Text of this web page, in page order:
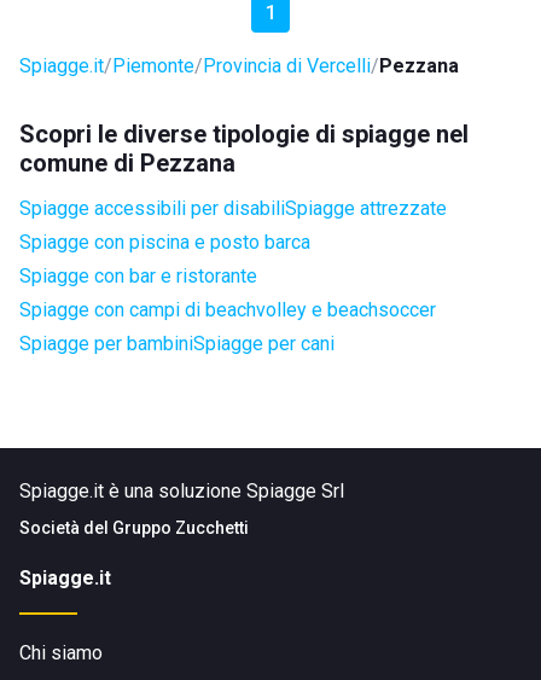
1
Spiagge.it Piemonte Provincia di Vercelli Pezzana
Scopri le diverse tipologie di spiagge nel
comune di Pezzana
Spiagge accessibili per disabiliSpiagge attrezzate
Spiagge con piscina e posto barca
Spiagge con bar e ristorante
Spiagge con campi di beachvolley e beachsoccer
Spiagge per bambiniSpiagge per cani
Spiagge.it è una soluzione Spiagge Srl
Società del Gruppo Zucchetti
Spiagge.it
Chi siamo